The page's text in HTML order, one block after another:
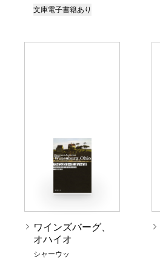
文庫電子書籍あり
ワインズバーグ、
オハイオ
シャーウッ